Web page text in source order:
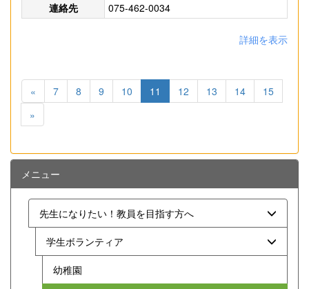
連絡先 075-462-0034
詳細を表示
« 7 8 9 10 11 12 13 14
15
»
メニュー
先生になりたい！教員を目指す方へ
学生ボランティア
幼稚園